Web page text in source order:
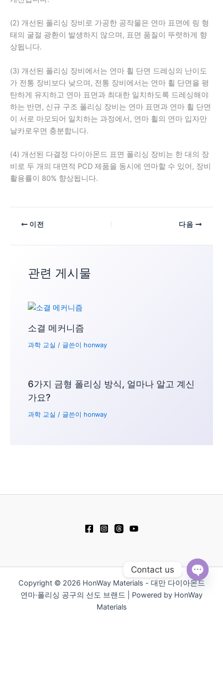
(2) 개선된 폴리싱 장비로 가공한 공작물은 연마 표면에 링 형
태의 굴절 광환이 발생하지 않으며, 표면 품질이 뚜렷하게 향
상됩니다.
(3) 개선된 폴리싱 장비에서는 연마 휠 단면 드레싱의 난이도
가 전통 장비보다 낮으며, 전통 장비에서는 연마 휠 단면을 평
탄하게 유지하고 연마 표면과 최대한 일치하도록 드레싱해야
하는 반면, 신규 구조 폴리싱 장비는 연마 표면과 연마 휠 단면
이 서로 마모되어 일치하는 과정에서, 연마 휠의 연마 입자만
날카로우면 충분합니다.
(4) 개선된 다결정 다이아몬드 표면 폴리싱 장비는 한 대의 장
비로 두 개의 대면적 PCD 제품을 동시에 연마할 수 있어, 장비
활용률이 80% 향상됩니다.
이전 다음
관련 게시물
소결 메커니즘
과학 교실 / 글쓴이 honway
6가지 금형 폴리싱 방식, 얼마나 알고 계신
가요?
과학 교실 / 글쓴이 honway
Copyright © 2026 HonWay Materials - 대만 다이아몬드
연마·폴리싱 공구의 선도 브랜드 | Powered by HonWay
Materials
Contact us
Open